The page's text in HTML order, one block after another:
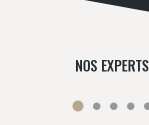
NOS EXPERTS